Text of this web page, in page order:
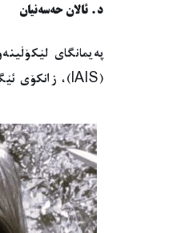
د. ئالان حەسەنیان
پەیمانگای
(IAIS)، زانکۆی ئێگزێتێر (بەریتانیا)